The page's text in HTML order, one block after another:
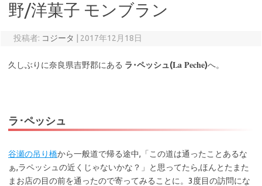
野/洋菓子 モンブラン
投稿者: コジータ 2017年12月18日
久しぶりに奈良県吉野郡にある ラ･ペッシュ(La Peche)へ。
ラ･ペッシュ
谷瀬の吊り橋から一般道で帰る途中,「この道は通ったことあるな
ぁ,ラペッシュの近くじゃないかな？」と思ってたら,ほんとたまた
まお店の目の前を通ったので寄ってみることに。3度目の訪問にな